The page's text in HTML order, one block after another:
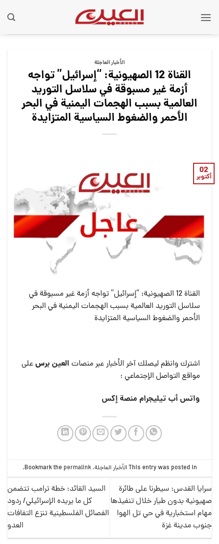
الأخبار العاجلة
القناة 12 الصهيونية: “إسرائيل” تواجه
أزمة غير مسبوقة في سلاسل التوريد
العالمية بسبب الهجمات اليمنية في البحر
الأحمر والضغوط السياسية المتزايدة
02
أكتوبر
القناة 12 الصهيونية: “إسرائيل” تواجه أزمة غير مسبوقة في
سلاسل التوريد العالمية بسبب الهجمات اليمنية في البحر
الأحمر والضغوط السياسية المتزايدة
اشترك وانظم ليصلك آخر الأخبار عبر منصات العين برسعلى
مواقع التواصل الإجتماعي :
واتس أبتيليجرام منصة إكس
This entry was posted inالأخبار العاجلة. Bookmark the
permalink
.
سرايا القدس: سيطرنا على طائرة
صهيونية بدون طيار خلال تنفيذها
مهام استخبارية في حي تل الهوا
جنوب مدينة غزة
السيد القائد: خطة ترامب تتضمن
كل ما يريده الإسرائيلي/ ردود
الفصائل الفلسطينية تنزع التفافات
العدو